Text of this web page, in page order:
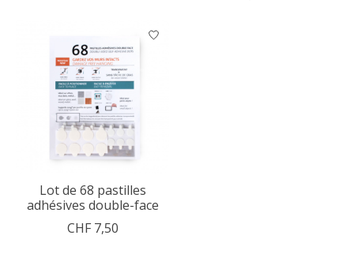
Articles du carrousel de produits
Lot de 68 pastilles
adhésives double-face
CHF 7,50